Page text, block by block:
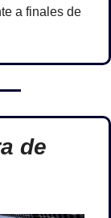
a finales de
de